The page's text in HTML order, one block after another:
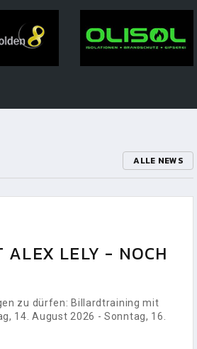
ALLE NEWS
ALEX LELY - NOCH
zu dürfen: Billardtraining mit
14. August 2026 - Sonntag, 16.